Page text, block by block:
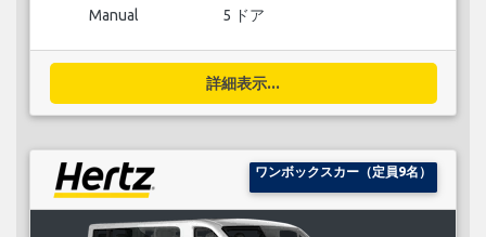
Manual 5 ドア
詳細表示...
ワンボックスカー（定員9名）